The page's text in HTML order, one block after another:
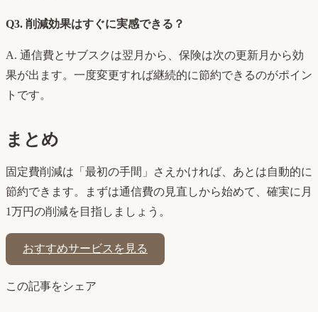
Q3. 削減効果はすぐに実感できる？
A. 通信費とサブスクは翌月から、保険は次の更新月から効
果が出ます。一度変更すれば継続的に節約できるのがポイン
トです。
まとめ
固定費削減は「最初の手間」さえかければ、あとは自動的に
節約できます。まずは通信費の見直しから始めて、確実に月
1万円の削減を目指しましょう。
おすすめサービスを見る
この記事をシェア